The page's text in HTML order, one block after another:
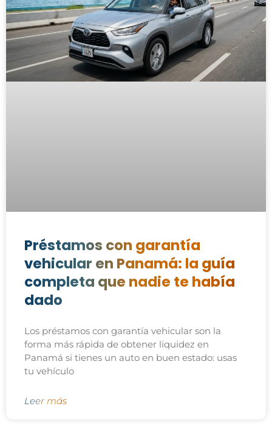
Préstamos con garantía
vehicular en Panamá: la guía
completa que nadie te había
dado
Los préstamos con garantía vehicular son la
forma más rápida de obtener liquidez en
Panamá si tienes un auto en buen estado: usas
tu vehículo
Leer más